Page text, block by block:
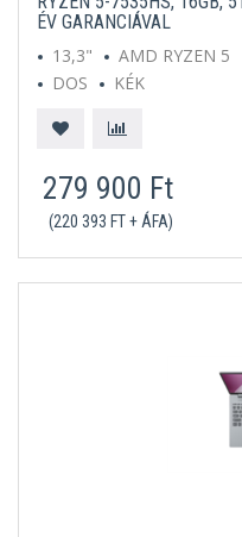
ÉV GARANCIÁVAL
13,3"
AMD RYZEN 5
DOS
KÉK
279 900 Ft
(220 393 FT + ÁFA)